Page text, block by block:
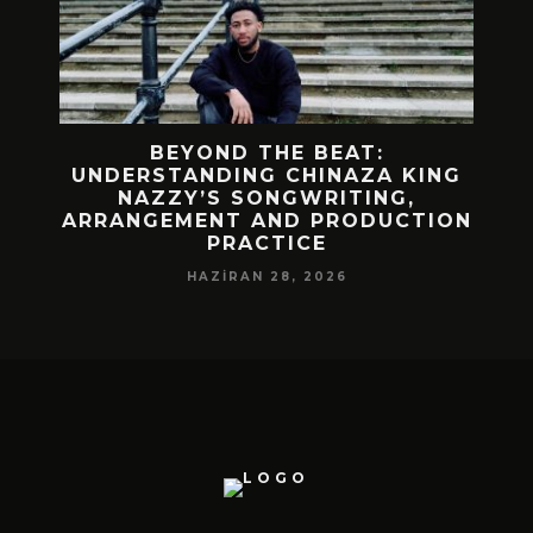
KING
MEKÂNIN RITMIYLE VAR OLAN BIR
SEÇKI “ARADAKI ZAMAN”
NISAN 14, 2026